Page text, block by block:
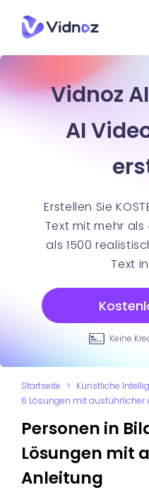
Vidnoz
AI
Erstellen Sie
Text mit mehr
als 1500
Text
Keine
Startseite > Künstliche
6 Lösungen mit ausführlicher
Personen in
Lösungen mit
Anleitung